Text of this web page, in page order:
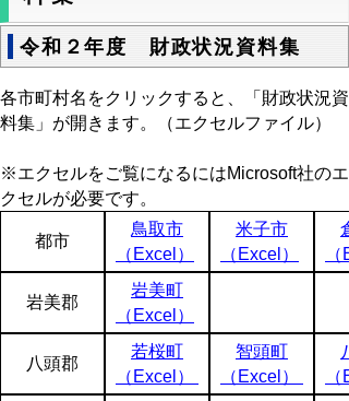
令和２年度 財政状況資料集
各市町村名をクリックすると、「財政状況資
料集」が開きます。（エクセルファイル）
※エクセルをご覧になるにはMicrosoft社のエ
クセルが必要です。
都市
鳥取市
（Excel）
米子市
（Excel）
岩美郡
岩美町
（Excel）
八頭郡
若桜町
（Excel）
智頭町
（Excel）